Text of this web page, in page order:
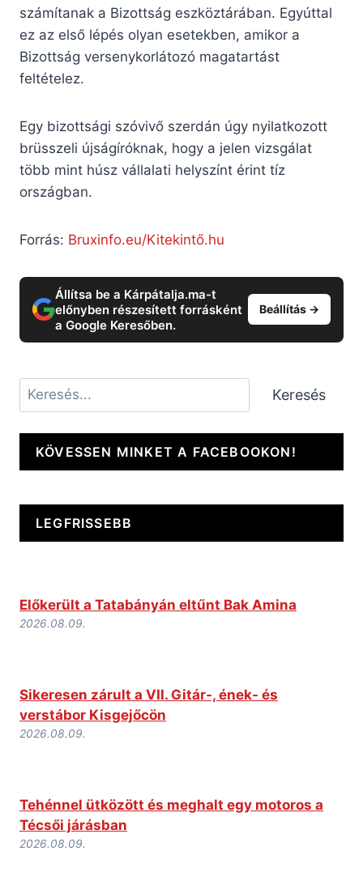
számítanak a Bizottság eszköztárában. Egyúttal
ez az első lépés olyan esetekben, amikor a
Bizottság versenykorlátozó magatartást
feltételez.
Egy bizottsági szóvivő szerdán úgy nyilatkozott
brüsszeli újságíróknak, hogy a jelen vizsgálat
több mint húsz vállalati helyszínt érint tíz
országban.
Forrás: Bruxinfo.eu/Kitekintő.hu
Állítsa be a Kárpátalja.ma-t
előnyben részesített forrásként
a Google Keresőben.
Beállítás →
Keresés Keresés
KÖVESSEN MINKET A FACEBOOKON!
LEGFRISSEBB
Előkerült a Tatabányán eltűnt Bak Amina
2026.08.09.
Sikeresen zárult a VII. Gitár-, ének- és
verstábor Kisgejőcön
2026.08.09.
Tehénnel ütközött és meghalt egy motoros a
Técsői járásban
2026.08.09.